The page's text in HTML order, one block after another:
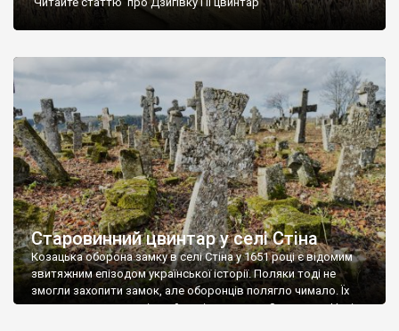
Старовинний цвинтар у селі Стіна
Козацька оборона замку в селі Стіна у 1651 році є відомим
звитяжним епізодом української історії. Поляки тоді не
змогли захопити замок, але оборонців полягло чимало. Їх
поховали на цвинтарі, який тоді називався Замковим. Нині на